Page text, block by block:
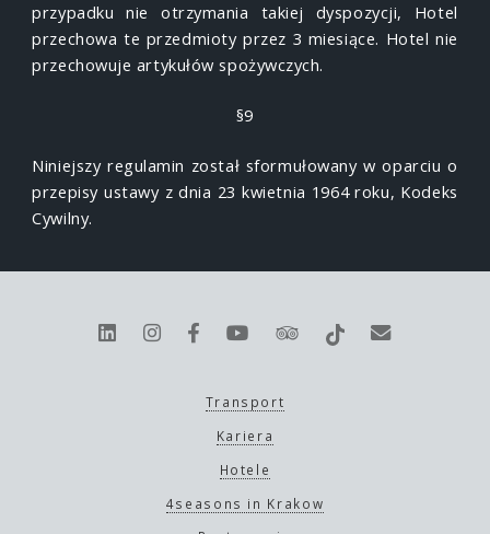
przypadku nie otrzymania takiej dyspozycji, Hotel
przechowa te przed­mioty przez 3 miesiące. Hotel nie
przechowuje artykułów spożywczych.
§9
Niniejszy regulamin został sformułowany w oparciu o
przepisy ustawy z dnia 23 kwietnia 1964 roku, Kodeks
Cywilny.
Transport
Kariera
Hotele
4seasons in Krakow